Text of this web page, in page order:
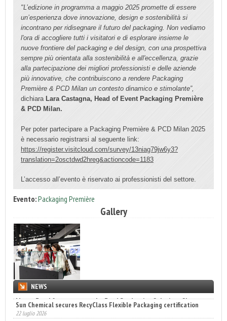
"L’edizione in programma a maggio 2025 promette di essere
un’esperienza dove innovazione, design e sostenibilità si
incontrano per ridisegnare il futuro del packaging. Non vediamo
l'ora di accogliere tutti i visitatori e di esplorare insieme le
nuove frontiere del packaging e del design, con una prospettiva
sempre più orientata alla sostenibilità e all'eccellenza, grazie
alla partecipazione dei migliori professionisti e delle aziende
più innovative, che contribuiscono a rendere Packaging
Première & PCD Milan un contesto dinamico e stimolante”,
dichiara Lara Castagna, Head of Event Packaging Première
& PCD Milan.
Per poter partecipare a Packaging Première & PCD Milan 2025
è necessario registrarsi al seguente link:
https://register.visitcloud.com/survey/13niag79jw6y3?
translation=2osctdwd2hreg&actioncode=1183
L’accesso all’evento è riservato ai professionisti del settore.
Evento:Packaging Première
Gallery
NEWS
Sun Chemical secures RecyClass Flexible Packaging certification
22 luglio 2026